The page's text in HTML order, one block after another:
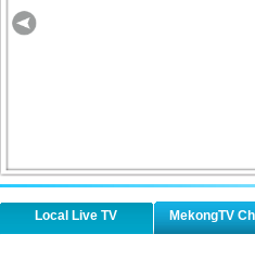
Local Live TV MekongTV